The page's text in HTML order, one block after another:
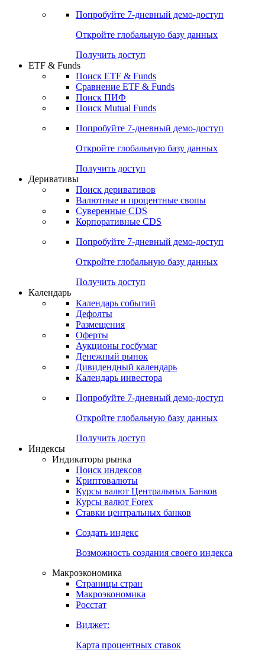
Попробуйте 7-дневный демо-доступ
Откройте глобальную базу данных
Получить доступ
ETF & Funds
Поиск ETF & Funds
Сравнение ETF & Funds
Поиск ПИФ
Поиск Mutual Funds
Попробуйте 7-дневный демо-доступ
Откройте глобальную базу данных
Получить доступ
Деривативы
Поиск деривативов
Валютные и процентные свопы
Суверенные CDS
Корпоративные CDS
Попробуйте 7-дневный демо-доступ
Откройте глобальную базу данных
Получить доступ
Календарь
Календарь событий
Дефолты
Размещения
Оферты
Аукционы госбумаг
Денежный рынок
Дивидендный календарь
Календарь инвестора
Попробуйте 7-дневный демо-доступ
Откройте глобальную базу данных
Получить доступ
Индексы
Индикаторы рынка
Поиск индексов
Криптовалюты
Курсы валют Центральных Банков
Курсы валют Forex
Ставки центральных банков
Создать индекс
Возможность создания своего индекса
Макроэкономика
Страницы стран
Макроэкономика
Росстат
Виджет:
Карта процентных ставок